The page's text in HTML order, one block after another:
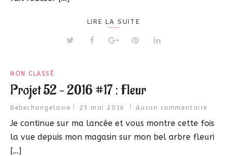
LIRE LA SUITE
NON CLASSÉ
Projet 52 – 2016 #17 : Fleur
Bebechangelavie 25 mai 2016 Aucun commentaire
Je continue sur ma lancée et vous montre cette fois
la vue depuis mon magasin sur mon bel arbre fleuri
[…]